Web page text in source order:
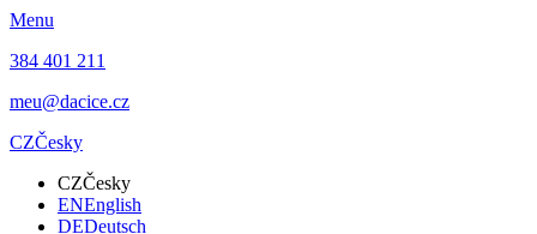
Menu
384 401 211
meu@dacice.cz
CZČesky
CZČesky
ENEnglish
DEDeutsch